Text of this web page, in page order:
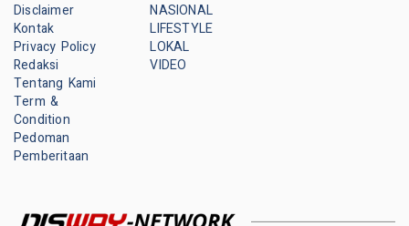
Disclaimer
Kontak
Privacy Policy
Redaksi
Tentang Kami
Term &
Condition
Pedoman
Pemberitaan
NASIONAL
LIFESTYLE
LOKAL
VIDEO